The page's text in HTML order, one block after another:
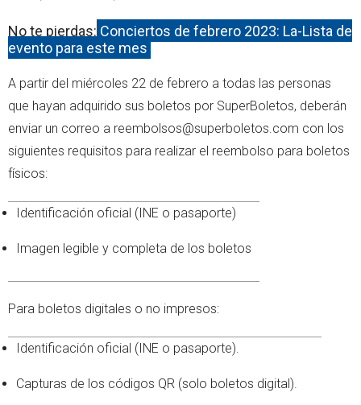
No te pierdas: Conciertos de febrero 2023: La-Lista de
evento para este mes
A partir del miércoles 22 de febrero a todas las personas
que hayan adquirido sus boletos por SuperBoletos, deberán
enviar un correo a reembolsos@superboletos.com con los
siguientes requisitos para realizar el reembolso para boletos
físicos:
Identificación oficial (INE o pasaporte)
Imagen legible y completa de los boletos
Para boletos digitales o no impresos:
Identificación oficial (INE o pasaporte).
Capturas de los códigos QR (solo boletos digital).